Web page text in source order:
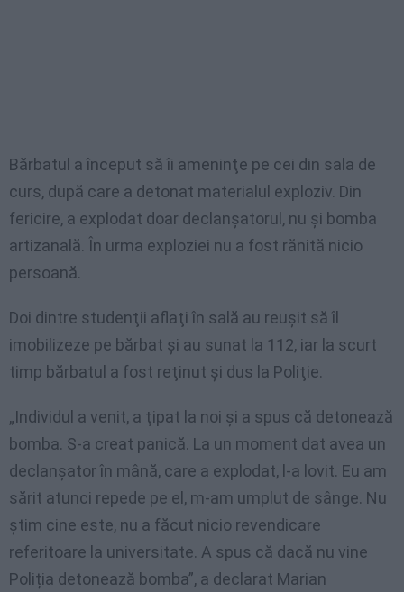
Bărbatul a început să îi ameninţe pe cei din sala de
curs, după care a detonat materialul exploziv. Din
fericire, a explodat doar declanșatorul, nu și bomba
artizanală. În urma exploziei nu a fost rănită nicio
persoană.
Doi dintre studenţii aflaţi în sală au reuşit să îl
imobilizeze pe bărbat şi au sunat la 112, iar la scurt
timp bărbatul a fost reţinut şi dus la Poliţie.
„Individul a venit, a ţipat la noi şi a spus că detonează
bomba. S-a creat panică. La un moment dat avea un
declanşator în mână, care a explodat, l-a lovit. Eu am
sărit atunci repede pe el, m-am umplut de sânge. Nu
știm cine este, nu a făcut nicio revendicare
referitoare la universitate. A spus că dacă nu vine
Poliția detonează bomba”, a declarat Marian